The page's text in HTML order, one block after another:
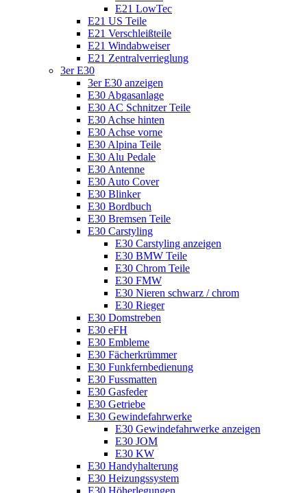
E21 LowTec
E21 US Teile
E21 Verschleißteile
E21 Windabweiser
E21 Zentralverrieglung
3er E30
3er E30 anzeigen
E30 Abgasanlage
E30 AC Schnitzer Teile
E30 Achse hinten
E30 Achse vorne
E30 Alpina Teile
E30 Alu Pedale
E30 Antenne
E30 Auto Cover
E30 Blinker
E30 Bordbuch
E30 Bremsen Teile
E30 Carstyling
E30 Carstyling anzeigen
E30 BMW Teile
E30 Chrom Teile
E30 FMW
E30 Nieren schwarz / chrom
E30 Rieger
E30 Domstreben
E30 eFH
E30 Embleme
E30 Fächerkrümmer
E30 Funkfernbedienung
E30 Fussmatten
E30 Gasfeder
E30 Getriebe
E30 Gewindefahrwerke
E30 Gewindefahrwerke anzeigen
E30 JOM
E30 KW
E30 Handyhalterung
E30 Heizungssystem
E30 Höherlegungen